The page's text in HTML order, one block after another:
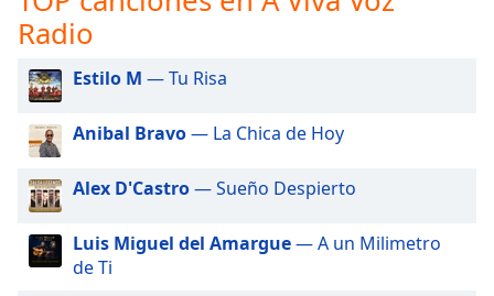
subtitles
off,
selected
Track
Picture-
in-
Picture
Fullscreen
This
Radio
Estilo M — Tu Risa
Anibal Bravo— La Chica de Hoy
Alex D'Castro— Sueño Despierto
Luis Miguel del Amargue— A un Milimetro
de Ti